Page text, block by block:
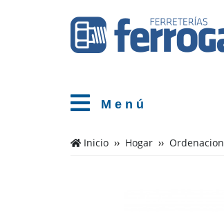
M e n ú
Inicio Hogar Ordenacion